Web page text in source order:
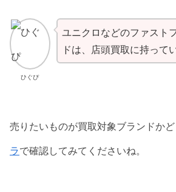
ひぐぴ
ユニクロなどのファスト
ドは、店頭買取に持って
売りたいものが買取対象ブランドか
ラで確認してみてくださいね。